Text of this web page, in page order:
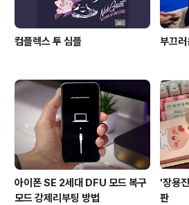
컴플렉스 투 심플 부끄러
아이폰 SE 2세대 DFU 모드 복구
모드 강제리부팅 방법
'장용
판